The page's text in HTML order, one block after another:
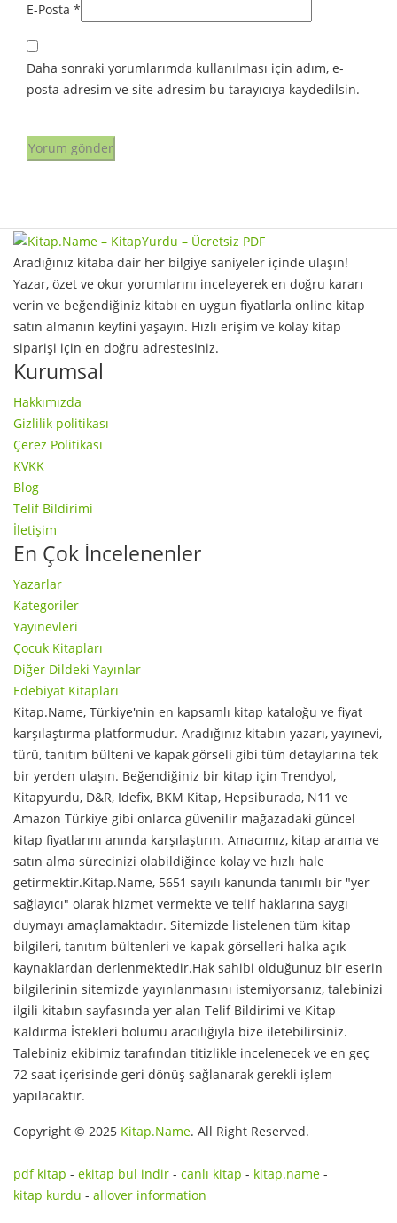
E-Posta *
Daha sonraki yorumlarımda kullanılması için adım, e-
posta adresim ve site adresim bu tarayıcıya kaydedilsin.
Aradığınız kitaba dair her bilgiye saniyeler içinde ulaşın!
Yazar, özet ve okur yorumlarını inceleyerek en doğru kararı
verin ve beğendiğiniz kitabı en uygun fiyatlarla online kitap
satın almanın keyfini yaşayın. Hızlı erişim ve kolay kitap
siparişi için en doğru adrestesiniz.
Kurumsal
Hakkımızda
Gizlilik politikası
Çerez Politikası
KVKK
Blog
Telif Bildirimi
İletişim
En Çok İncelenenler
Yazarlar
Kategoriler
Yayınevleri
Çocuk Kitapları
Diğer Dildeki Yayınlar
Edebiyat Kitapları
Kitap.Name, Türkiye'nin en kapsamlı kitap kataloğu ve fiyat
karşılaştırma platformudur. Aradığınız kitabın yazarı, yayınevi,
türü, tanıtım bülteni ve kapak görseli gibi tüm detaylarına tek
bir yerden ulaşın. Beğendiğiniz bir kitap için Trendyol,
Kitapyurdu, D&R, Idefix, BKM Kitap, Hepsiburada, N11 ve
Amazon Türkiye gibi onlarca güvenilir mağazadaki güncel
kitap fiyatlarını anında karşılaştırın. Amacımız, kitap arama ve
satın alma sürecinizi olabildiğince kolay ve hızlı hale
getirmektir.Kitap.Name, 5651 sayılı kanunda tanımlı bir "yer
sağlayıcı" olarak hizmet vermekte ve telif haklarına saygı
duymayı amaçlamaktadır. Sitemizde listelenen tüm kitap
bilgileri, tanıtım bültenleri ve kapak görselleri halka açık
kaynaklardan derlenmektedir.Hak sahibi olduğunuz bir eserin
bilgilerinin sitemizde yayınlanmasını istemiyorsanız, talebinizi
ilgili kitabın sayfasında yer alan Telif Bildirimi ve Kitap
Kaldırma İstekleri bölümü aracılığıyla bize iletebilirsiniz.
Talebiniz ekibimiz tarafından titizlikle incelenecek ve en geç
72 saat içerisinde geri dönüş sağlanarak gerekli işlem
yapılacaktır.
Copyright © 2025 Kitap.Name. All Right Reserved.
pdf kitap - ekitap bul indir - canlı kitap - kitap.name -
kitap kurdu - allover information